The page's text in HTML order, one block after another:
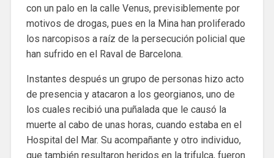
con un palo en la calle Venus, previsiblemente por
motivos de drogas, pues en la Mina han proliferado
los narcopisos a raíz de la persecución policial que
han sufrido en el Raval de Barcelona.
Instantes después un grupo de personas hizo acto
de presencia y atacaron a los georgianos, uno de
los cuales recibió una puñalada que le causó la
muerte al cabo de unas horas, cuando estaba en el
Hospital del Mar. Su acompañante y otro individuo,
que también resultaron heridos en la trifulca, fueron